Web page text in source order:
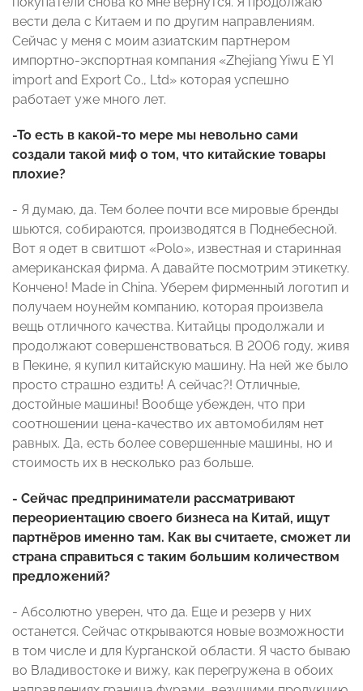
вести дела с Китаем и по другим направлениям.
Сейчас у меня с моим азиатским партнером
импортно-экспортная компания «Zhejiang Yiwu E YI
import and Export Co., Ltd» которая успешно
работает уже много лет.
-То есть в какой-то мере мы невольно сами
создали такой миф о том, что китайские товары
плохие?
- Я думаю, да. Тем более почти все мировые бренды
шьются, собираются, производятся в Поднебесной.
Вот я одет в свитшот «Polo», известная и старинная
американская фирма. А давайте посмотрим этикетку.
Кончено! Made in China. Уберем фирменный логотип и
получаем ноунейм компанию, которая произвела
вещь отличного качества. Китайцы продолжали и
продолжают совершенствоваться. В 2006 году, живя
в Пекине, я купил китайскую машину. На ней же было
просто страшно ездить! А сейчас?! Отличные,
достойные машины! Вообще убежден, что при
соотношении цена-качество их автомобилям нет
равных. Да, есть более совершенные машины, но и
стоимость их в несколько раз больше.
- Сейчас предприниматели рассматривают
переориентацию своего бизнеса на Китай, ищут
партнёров именно там. Как вы считаете, сможет ли
страна справиться с таким большим количеством
предложений?
- Абсолютно уверен, что да. Еще и резерв у них
останется. Сейчас открываются новые возможности
в том числе и для Курганской области. Я часто бываю
во Владивостоке и вижу, как перегружена в обоих